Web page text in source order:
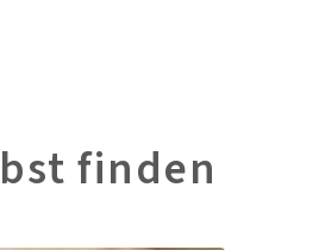
finden